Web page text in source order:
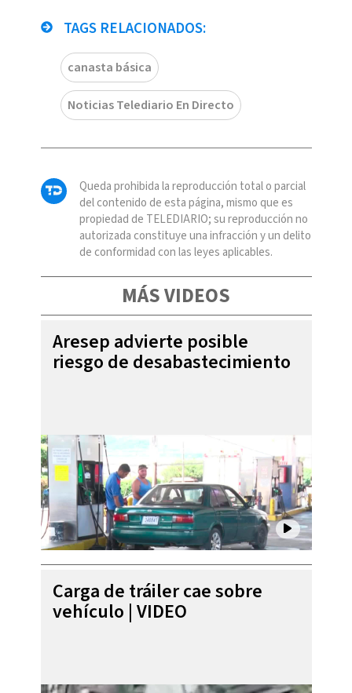
TAGS RELACIONADOS:
canasta básica
Noticias Telediario En Directo
Queda prohibida la reproducción total o parcial
del contenido de esta página, mismo que es
propiedad de TELEDIARIO; su reproducción no
autorizada constituye una infracción y un delito
de conformidad con las leyes aplicables.
MÁS VIDEOS
Aresep advierte posible
riesgo de desabastecimiento
Carga de tráiler cae sobre
vehículo | VIDEO